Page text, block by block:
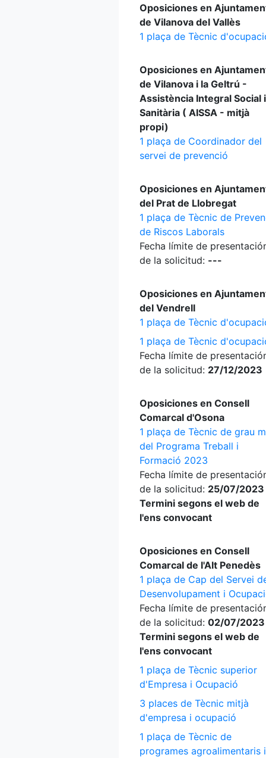
Oposiciones en
de Vilanova del Vallès
1 plaça de Tècnic
Oposiciones en
de Vilanova i la Geltrú -
Assistència Integral Social i
Sanitària ( AISSA - mitjà
propi)
1 plaça de Coordinador del
servei de prevenció
Oposiciones en
del Prat de Llobregat
1 plaça de Tècnic de
de Riscos Laborals
Fecha límite de
de la solicitud: ---
Oposiciones en
del Vendrell
1 plaça de Tècnic
1 plaça de Tècnic
Fecha límite de
de la solicitud: 27/12/2023
Oposiciones en Consell
Comarcal d'Osona
1 plaça de Tècnic de grau
del Programa Treball i
Formació 2023
Fecha límite de
de la solicitud: 25/07/
Termini segons el web de
l'ens convocant
Oposiciones en Consell
Comarcal de l'Alt Penedès
1 plaça de Cap del Servei
Desenvolupament i
Fecha límite de
de la solicitud: 02/07/
Termini segons el web de
l'ens convocant
1 plaça de Tècnic superior
d'Empresa i Ocupació
3 places de Tècnic mitjà
d'empresa i ocupació
1 plaça de Tècnic de
programes agroalimentaris i